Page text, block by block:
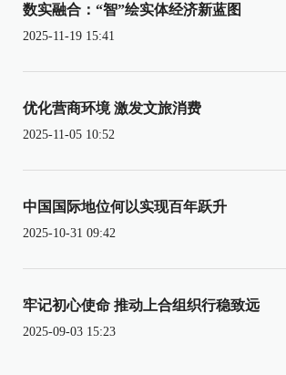
数实融合：“智”绘实体经济新蓝图
2025-11-19 15:41
优化营商环境 激发文旅消费
2025-11-05 10:52
中国国际地位何以实现百年跃升
2025-10-31 09:42
牢记初心使命 推动上合组织行稳致远
2025-09-03 15:23